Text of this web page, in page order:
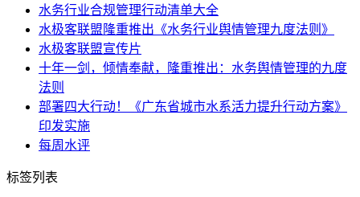
水务行业合规管理行动清单大全
水极客联盟隆重推出《水务行业舆情管理九度法则》
水极客联盟宣传片
十年一剑，倾情奉献，隆重推出：水务舆情管理的九度
法则
部署四大行动！《广东省城市水系活力提升行动方案》
印发实施
每周水评
标签列表